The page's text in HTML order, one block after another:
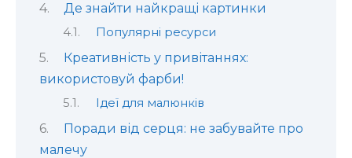
Де знайти найкращі картинки
Популярні ресурси
Креативність у привітаннях:
використовуй фарби!
Ідеї для малюнків
Поради від серця: не забувайте про
малечу